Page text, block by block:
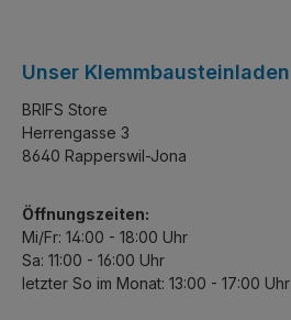
Unser Klemmbausteinladen
BRIFS Store
Herrengasse 3
8640 Rapperswil-Jona
Öffnungszeiten:
Mi/Fr: 14:00 - 18:00 Uhr
Sa: 11:00 - 16:00 Uhr
letzter So im Monat: 13:00 - 17:00 Uhr